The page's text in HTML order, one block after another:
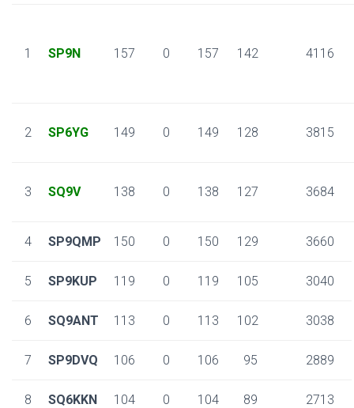
1 SP9N 157 0 157 142 4116
2 SP6YG 149 0 149 128 3815
3 SQ9V 138 0 138 127 3684
4 SP9QMP 150 0 150 129 3660
5 SP9KUP 119 0 119 105 3040
6 SQ9ANT 113 0 113 102 3038
7 SP9DVQ 106 0 106 95 2889
8 SQ6KKN 104 0 104 89 2713